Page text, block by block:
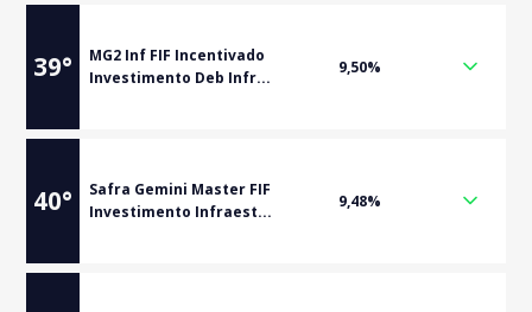
39°
MG2 Inf FIF Incentivado
Investimento Deb Infr...
9,50%
40°
Safra Gemini Master FIF
Investimento Infraest...
9,48%